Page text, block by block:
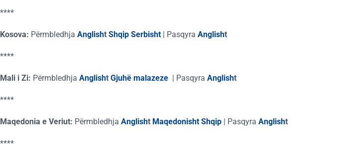
****
Kosova: Përmbledhja Anglisht Shqip Serbisht| Pasqyra Anglisht
****
Mali i Zi: Përmbledhja Anglisht Gjuhë malazeze | Pasqyra Anglisht
****
Maqedonia e Veriut: Përmbledhja Anglisht Maqedonisht Shqip | Pasqyra Anglisht
****